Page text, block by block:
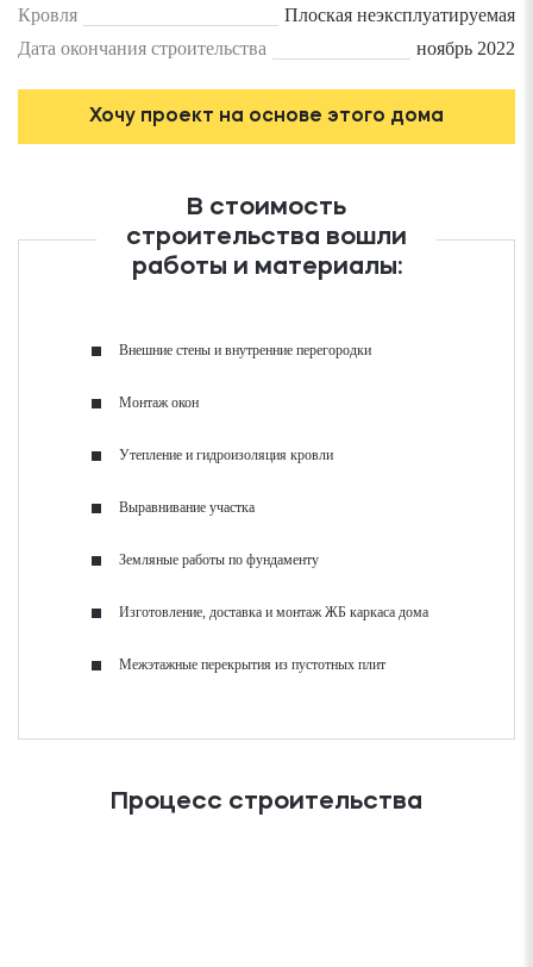
Кровля
Плоская неэксплуатируемая
Дата окончания строительства
ноябрь 2022
Хочу проект на основе этого дома
В стоимость
строительства вошли
работы и материалы:
Внешние стены и внутренние перегородки
Монтаж окон
Утепление и гидроизоляция кровли
Выравнивание участка
Земляные работы по фундаменту
Изготовление, доставка и монтаж ЖБ каркаса дома
Межэтажные перекрытия из пустотных плит
Процесс строительства